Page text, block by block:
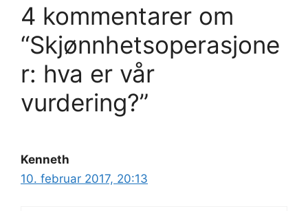
4 kommentarer om
“Skjønnhetsoperasjone
r: hva er vår
vurdering?”
Kenneth
10. februar 2017, 20:13